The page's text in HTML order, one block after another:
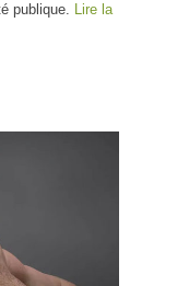
publique. Lire la